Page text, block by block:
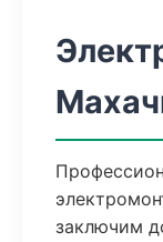
заключим